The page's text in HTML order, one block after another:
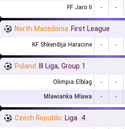
FF Jaro II - -
North Macedonia First League
KF Shkendija Haracine - -
Poland III Liga, Group 1
Olimpia Elblag - -
Mlawianka Mlawa
- -
Czech Republic 4. Liga